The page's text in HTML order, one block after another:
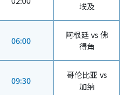
埃及
06:00
阿根廷 vs 佛
得角
09:30
哥伦比亚 vs
加纳